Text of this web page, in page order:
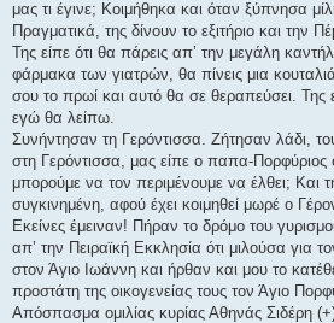
μας τι έγινε; Κοιμήθηκα και όταν ξύπνησα
Πραγματικά, της δίνουν το εξιτήριο και την
Της είπε ότι θα πάρεις απ’ την μεγάλη
φάρμακα των γιατρών, θα πίνεις μια
σου το πρωί και αυτό θα σε θεραπεύσει. Της
εγώ θα λείπω.
Συνήντησαν τη Γερόντισσα. Ζήτησαν λάδι,
στη Γερόντισσα, μας είπε ο παπα-Πορφύριος
μπορούμε να τον περιμένουμε να έλθει; Και
συγκινημένη, αφού έχει κοιμηθεί μωρέ ο
Εκείνες έμειναν! Πήραν το δρόμο του
απ’ την Πειραϊκή Εκκλησία ότι μιλούσα για
στον Άγιο Ιωάννη και ήρθαν και μου το
προστάτη της οικογενείας τους τον Άγιο
Απόσπασμα ομιλίας κυρίας Αθηνάς Σιδέρη